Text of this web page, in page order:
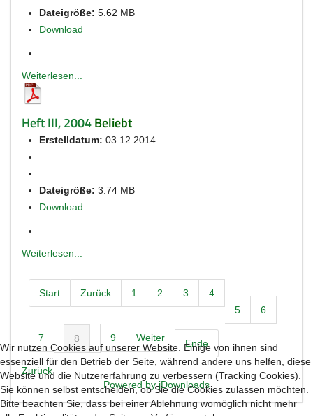
Dateigröße: 5.62 MB
Download
Weiterlesen...
Heft III, 2004Beliebt
Erstelldatum: 03.12.2014
Dateigröße: 3.74 MB
Download
Weiterlesen...
Start Zurück 1 2 3
4
5
6
7 8 9 Weiter Ende
Zurück
Powered by jDownloads
Wir nutzen Cookies auf unserer Website. Einige von ihnen sind
essenziell für den Betrieb der Seite, während andere uns helfen, diese
Website und die Nutzererfahrung zu verbessern (Tracking Cookies).
Sie können selbst entscheiden, ob Sie die Cookies zulassen möchten.
Bitte beachten Sie, dass bei einer Ablehnung womöglich nicht mehr